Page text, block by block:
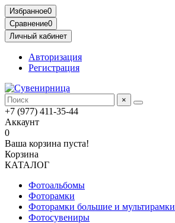
Избранное0
Сравнение0
Личный кабинет
Авторизация
Регистрация
×
+7 (977) 411-35-44
Аккаунт
0
Ваша корзина пуста!
Корзина
КАТАЛОГ
Фотоальбомы
Фоторамки
Фоторамки большие и мультирамки
Фотосувениры